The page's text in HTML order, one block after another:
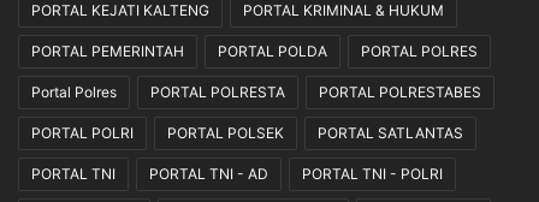
PORTAL KEJATI KALTENG PORTAL KRIMINAL & HUKUM
PORTAL PEMERINTAH PORTAL POLDA PORTAL POLRES
Portal Polres PORTAL POLRESTA PORTAL POLRESTABES
PORTAL POLRI PORTAL POLSEK PORTAL SATLANTAS
PORTAL TNI PORTAL TNI - AD PORTAL TNI - POLRI